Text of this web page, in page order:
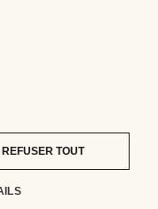
REFUSER TOUT